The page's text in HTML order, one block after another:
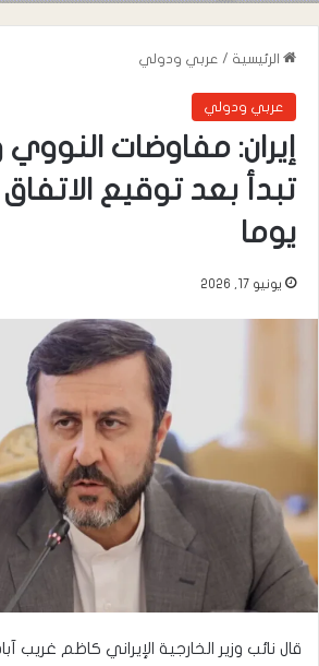
الرئيسية / عربي ودولي
عربي ودولي
إيران: مفاوضات
يوما
يونيو 17, 2026
قال نائب وزير الخارجية الإيراني كاظم غريب